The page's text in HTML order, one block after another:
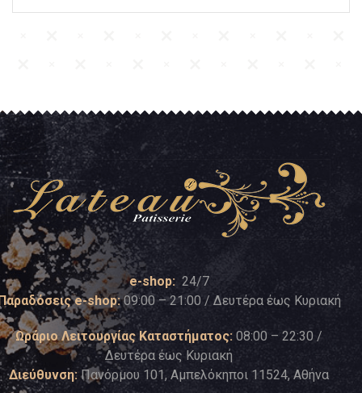
e-shop: 24/7
e-shop:09:00 – 21:00 / Δευτέρα έως Κυριακή
Ωράριο Λειτουργίας Καταστήματος: 08:00 – 22:30 /
Δευτέρα έως Κυριακή
Διεύθυνση: Πανόρμου 101, Αμπελόκηποι 11524, Αθήνα